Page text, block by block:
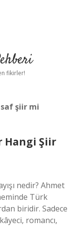
fikirler!
şiir mi
Hangi Şiir
nedir? Ahmet
Türk
biridir. Sadece
romancı,